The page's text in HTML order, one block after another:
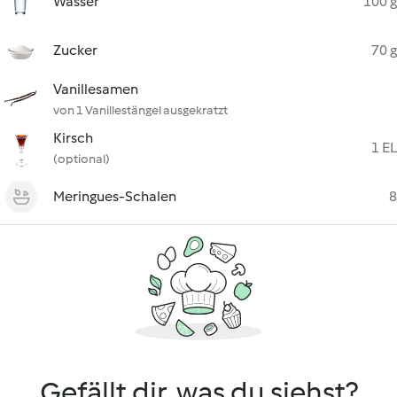
Zucker 70 g
Vanillesamen
von 1 Vanillestängel ausgekratzt
Kirsch
(optional)
1 EL
Meringues-Schalen 8